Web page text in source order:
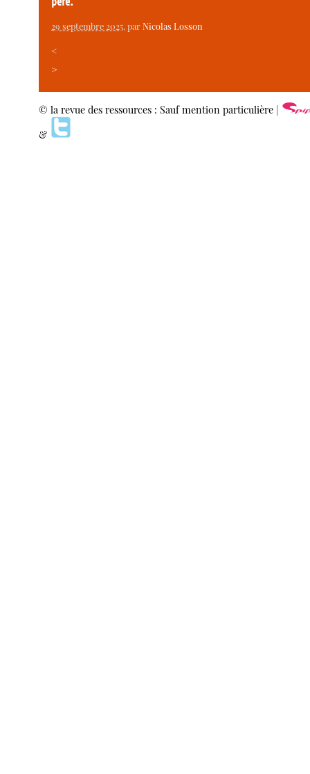
29 septembre 2025, parNicolas Losson
<
>
© la revue des ressources : Sauf mention particulière |
&